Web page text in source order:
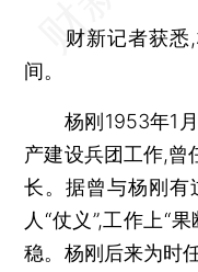
财新记者获悉,
间。
杨刚1953年1月
产建设兵团工作,曾
长。据曾与杨刚有
人“仗义”,工作上“
稳。杨刚后来为时